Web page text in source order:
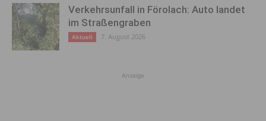
Verkehrsunfall in Förolach: Auto landet
im Straßengraben
Aktuell 7. August 2026
Anzeige